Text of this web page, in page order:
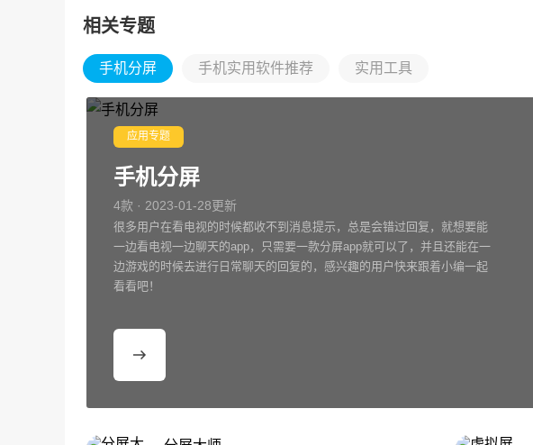
相关专题
手机分屏 手机实用软件推荐 实用工具
应用专题
手机分屏
4款 · 2023-01-28更新
很多用户在看电视的时候都收不到消息提示，总是会错过回复，就想要能
一边看电视一边聊天的app，只需要一款分屏app就可以了，并且还能在一
边游戏的时候去进行日常聊天的回复的，感兴趣的用户快来跟着小编一起
看看吧！